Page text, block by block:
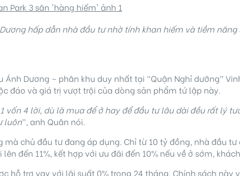
hấp dẫn nhà đầu tư nhờ tính khan hiếm và tiềm năng
Dương – phân khu duy nhất tại “Quận Nghỉ dưỡng”
đáo và giá trị vượt trội của dòng sản phẩm tứ lập này.
4 lời, dù là mua để ở hay để đầu tư lâu dài đều rất lý
luôn”, anh Quân nói.
chủ đầu tư đang áp dụng. Chỉ từ 10 tỷ đồng, nhà đầu
đến 11%, kết hợp với ưu đãi đến 10% nếu về ở sớm,
hỗ trợ vay với lãi suất 0% trong 24 tháng. Chính sách